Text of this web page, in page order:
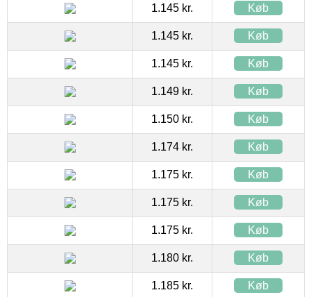
1.145 kr. Køb
1.145 kr. Køb
1.145 kr. Køb
1.149 kr. Køb
1.150 kr. Køb
1.174 kr. Køb
1.175 kr. Køb
1.175 kr. Køb
1.175 kr. Køb
1.180 kr. Køb
1.185 kr. Køb